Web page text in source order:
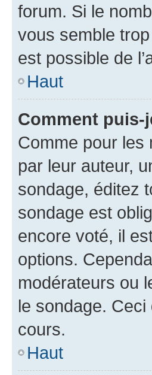
forum. Si le
vous semble
est possible de
Haut
Comment puis-
Comme pour les
par leur auteur,
sondage, éditez
sondage est
encore voté, il
options.
modérateurs ou
le sondage. Ceci
cours.
Haut